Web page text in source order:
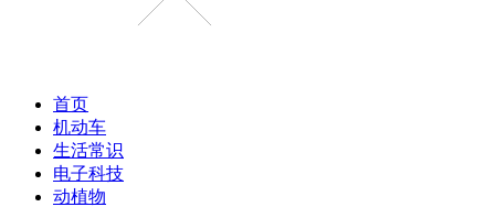
首页
机动车
生活常识
电子科技
动植物